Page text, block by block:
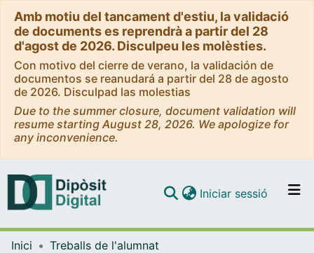
Amb motiu del tancament d'estiu, la validació
de documents es reprendrà a partir del 28
d'agost de 2026. Disculpeu les molèsties.
Con motivo del cierre de verano, la validación de
documentos se reanudará a partir del 28 de agosto
de 2026. Disculpad las molestias
Due to the summer closure, document validation will
resume starting August 28, 2026. We apologize for
any inconvenience.
Navega per tot el DD
Iniciar sessió (current)
Inici
Treballs de l'alumnat